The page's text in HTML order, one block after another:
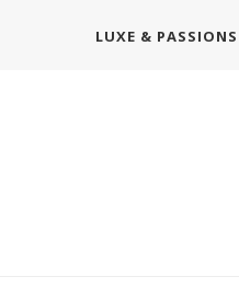
LUXE & PASSIONS